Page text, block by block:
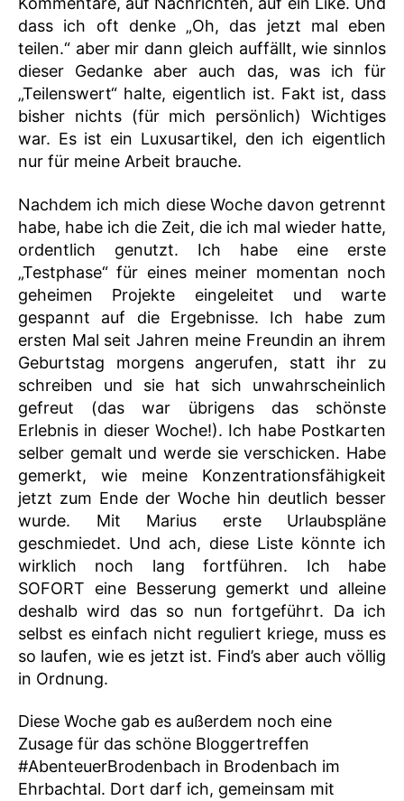
dass ich oft denke „Oh, das jetzt mal eben
teilen.“ aber mir dann gleich auffällt, wie sinnlos
dieser Gedanke aber auch das, was ich für
„Teilenswert“ halte, eigentlich ist. Fakt ist, dass
bisher nichts (für mich persönlich) Wichtiges
war. Es ist ein Luxusartikel, den ich eigentlich
nur für meine Arbeit brauche.
Nachdem ich mich diese Woche davon getrennt
habe, habe ich die Zeit, die ich mal wieder hatte,
ordentlich genutzt. Ich habe eine erste
„Testphase“ für eines meiner momentan noch
geheimen Projekte eingeleitet und warte
gespannt auf die Ergebnisse. Ich habe zum
ersten Mal seit Jahren meine Freundin an ihrem
Geburtstag morgens angerufen, statt ihr zu
schreiben und sie hat sich unwahrscheinlich
gefreut (das war übrigens das schönste
Erlebnis in dieser Woche!). Ich habe Postkarten
selber gemalt und werde sie verschicken. Habe
gemerkt, wie meine Konzentrationsfähigkeit
jetzt zum Ende der Woche hin deutlich besser
wurde. Mit Marius erste Urlaubspläne
geschmiedet. Und ach, diese Liste könnte ich
wirklich noch lang fortführen. Ich habe
SOFORT eine Besserung gemerkt und alleine
deshalb wird das so nun fortgeführt. Da ich
selbst es einfach nicht reguliert kriege, muss es
so laufen, wie es jetzt ist. Find’s aber auch völlig
in Ordnung.
Diese Woche gab es außerdem noch eine
Zusage für das schöne Bloggertreffen
#AbenteuerBrodenbach in Brodenbach im
Ehrbachtal. Dort darf ich, gemeinsam mit